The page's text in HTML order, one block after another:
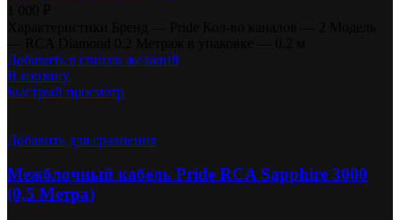
Добавить в список желаний
В корзину
Быстрый просмотр
Добавить для сравнения
Межблочный кабель Pride RCA Sapphire 3000
(0,5 Метра)